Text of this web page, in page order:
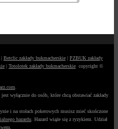
| Betclic zakłady bukmacherskie | PZBUK zakłady
| Totolotek zakłady bukmacherskie copyright ©
wyłącznie do osób, które chcą obstawiać zakłady
i na stołach pokerowych musisz mieć skończone
hazardu . Hazard wiąże się z ryzykiem. Udział